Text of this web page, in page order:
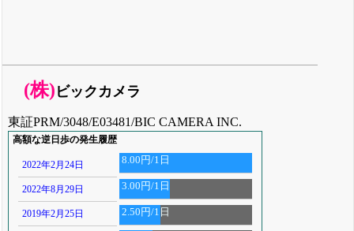
(株) ビックカメラ
東証PRM/3048/E03481/BIC CAMERA INC.
高額な逆日歩の発生履歴
2022年2月24日 8.00円/1日
2022年8月29日 3.00円/1日
2019年2月25日 2.50円/1日